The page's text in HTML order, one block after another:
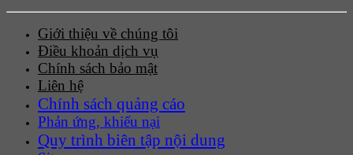
Giới thiệu về chúng tôi
Điều khoản dịch vụ
Chính sách bảo mật
Liên hệ
Chính sách quảng cáo
Phản ứng, khiếu nại
Quy trình biên tập nội dung